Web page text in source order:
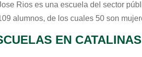
Rios es una escuela del sector
alumnos, de los cuales 50 son
EN